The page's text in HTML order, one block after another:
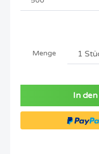
Menge
In den